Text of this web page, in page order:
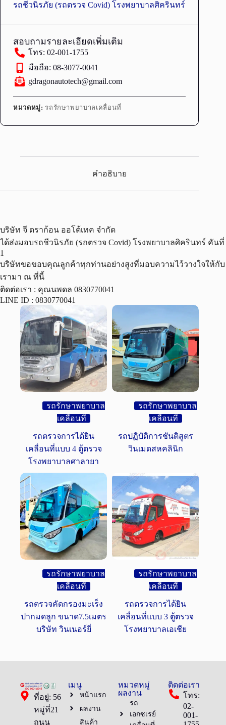
รถชีวนิรภัย (รถตรวจ Covid) โรงพยาบาลศิครินทร์
สอบถามรายละเอียดเพิ่มเติม
โทร: 02-001-1755
มือถือ: 08-3077-0041
gdragonautotech@gmail.com
หมวดหมู่:รถรักษาพยาบาลเคลื่อนที่
คำอธิบาย
บริษัท จี ดราก้อน ออโต้เทค จำกัด
ได้ส่งมอบรถชีวนิรภัย (รถตรวจ Covid) โรงพยาบาลศิครินทร์ คันที่
1
บริษัทขอขอบคุณลูกค้าทุกท่านอย่างสูงที่มอบความไว้วางใจให้กับ
เรามา ณ ที่นี้
ติดต่อเรา : คุณนพดล 0830770041
LINE ID : 0830770041
รถรักษาพยาบาล
เคลื่อนที่
รถตรวจการได้ยิน
เคลื่อนที่แบบ 4 ตู้ตรวจ
โรงพยาบาลศาลายา
รถรักษาพยาบาล
เคลื่อนที่
รถปฏิบัติการชันติสูตร
วินเมดสหคลินิก
รถรักษาพยาบาล
เคลื่อนที่
รถตรวจคัดกรองมะเร็ง
ปากมดลูก ขนาด7.5เมตร
บริษัท วินเนอร์ยี่
รถรักษาพยาบาล
เคลื่อนที่
รถตรวจการได้ยิน
เคลื่อนที่แบบ 3 ตู้ตรวจ
โรงพยาบาลเอเชีย
ที่อยู่: 56
หมู่ที่21
ถนน
เมนู
หน้าแรก
ผลงาน
สินค้า
หมวดหมู่
ผลงาน
รถ
เอกซเรย์
ติดต่อเรา
โทร:
02-
001-